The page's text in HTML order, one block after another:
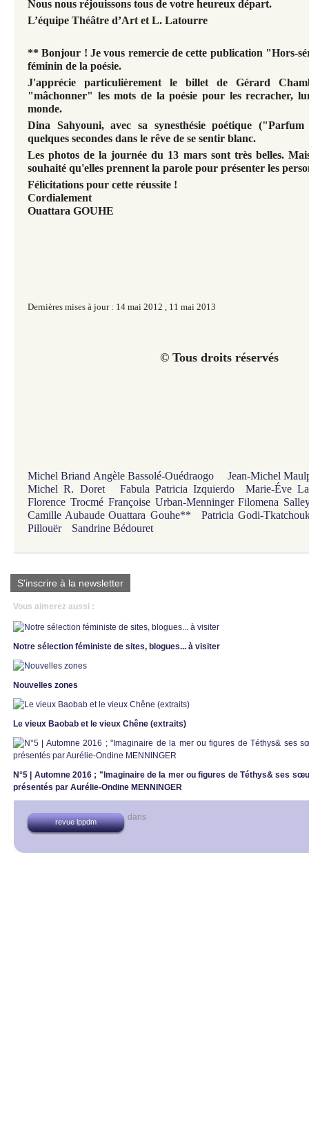
Nous nous réjouissons tous de votre heureux départ.
L’équipe Théâtre d’Art et L. Latourre
** Bonjour ! Je vous remercie de cette publication "Hors-
féminin de la poésie.
J'apprécie particulièrement le billet de Gérard
"mâchonner" les mots de la poésie pour les recracher,
monde.
Dina Sahyouni, avec sa synesthésie poétique
quelques secondes dans le rêve de se sentir blanc.
Les photos de la journée du 13 mars sont très belles.
souhaité qu'elles prennent la parole pour présenter les
Félicitations pour cette réussite !
Cordialement
Ouattara GOUHE
Dernières mises à jour : 14 mai 2012 , 11 mai 2013
© Tous droits réservés
Michel Briand Angèle Bassolé-Ouédraogo
Jean-Michel
Michel R. Doret
Fabula Patricia Izquierdo
Marie-Éve
Florence Trocmé Françoise Urban-Menninger Filomena
Camille Aubaude Ouattara Gouhe**
Patricia Godi-
Pillouër
Sandrine Bédouret
S'inscrire à la newsletter
Vous aimerez aussi :
Notre sélection féministe de sites, blogues... à visiter
Nouvelles zones
Le vieux Baobab et le vieux Chêne (extraits)
N°5 | Automne 2016 ; "Imaginaire de la mer ou figures de Téthys& ses
présentés par Aurélie-Ondine MENNINGER
dans
revue lppdm